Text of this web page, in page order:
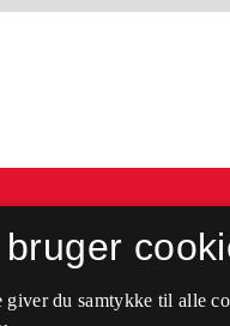
du samtykke til alle